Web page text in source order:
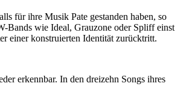
für ihre Musik Pate gestanden haben, so
Bands wie Ideal, Grauzone oder Spliff einst
einer konstruierten Identität zurücktritt.
erkennbar. In den dreizehn Songs ihres